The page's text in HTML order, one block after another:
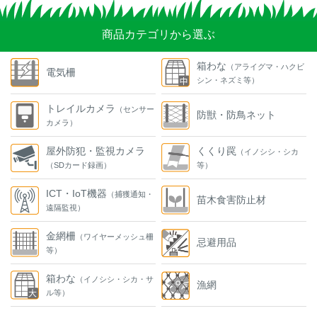
商品カテゴリから選ぶ
電気柵
トレイルカメラ
（センサー
カメラ）
屋外防犯・監視カメラ
（SDカード録画）
ICT・IoT機器 （捕獲通知・
遠隔監視）
金網柵 （ワイヤーメッシュ柵
等）
箱わな （イノシシ・シカ・サ
ル等）
箱わな （アライグマ・ハクビ
シン・ネズミ等）
防獣・防鳥ネット
くくり罠 （イノシシ・シカ
等）
苗木食害防止材
忌避用品
漁網